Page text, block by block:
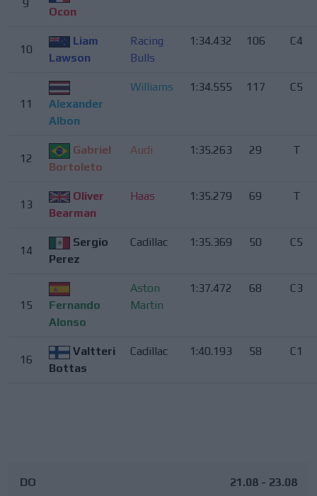
9
Ocon
10
Liam
Lawson
Racing
Bulls
1:34.432 106 C4
11
Alexander
Albon
Williams 1:34.555 117 C5
12
Gabriel
Bortoleto
Audi 1:35.263 29 T
13
Oliver
Bearman
Haas 1:35.279 69 T
14
Sergio
Perez
Cadillac 1:35.369 50 C5
15
Fernando
Alonso
Aston
Martin
1:37.472 68 C3
16
Valtteri
Bottas
Cadillac 1:40.193 58 C1
DO 21.08 - 23.08